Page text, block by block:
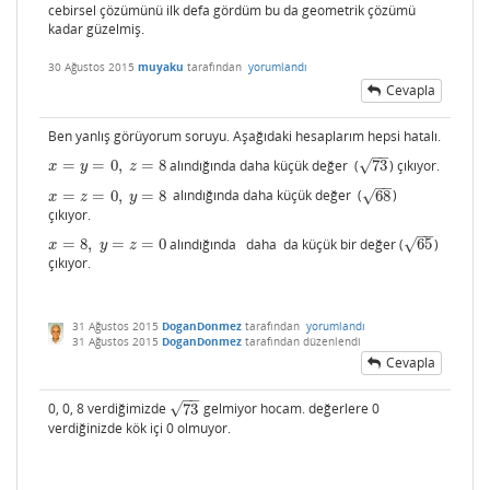
cebirsel çözümünü ilk defa gördüm bu da geometrik çözümü
kadar güzelmiş.
30 Ağustos 2015 muyaku tarafından yorumlandı
Cevapla
Ben yanlış görüyorum soruyu. Aşağıdaki hesaplarım hepsi hatalı.
x = y = 0, z = 8
x= y= 0, z= 8 alındığında daha küçük değer ( 73
−−
√
73 ) çıkıyor.
x = z = 0, y = 8
x= z= 0, y= 8 alındığında daha küçük değer ( 68
−−
√
68
)
çıkıyor.
x = 8, y = z = 0
x= 8, y= =0 alındığında daha da küçük bir değer ( 65
−−
√
65
)
çıkıyor.
31 Ağustos 2015 DoganDonmez tarafından yorumlandı
31 Ağustos 2015 DoganDonmez tarafından düzenlendi
Cevapla
0, 0, 8 verdiğimizde 73
−−
√
73
gelmiyor hocam. değerlere 0
verdiğinizde kök içi 0 olmuyor.